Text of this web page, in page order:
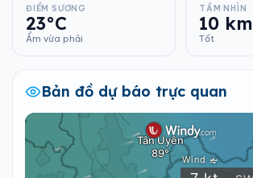
ĐIỂM SƯƠNG
23°C
Ẩm vừa phải
TẦM NHÌN
10 km
Tốt
Bản đồ dự báo trực quan